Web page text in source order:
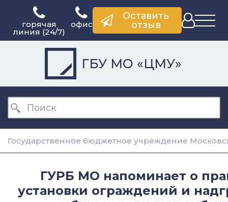
горячая
линия (24/7)
офис
Оставить
отзыв
ГБУ МО «ЦМУ»
Государственное бюджетное учреждение
ГУРБ МО напоминает о
установки ограждений и